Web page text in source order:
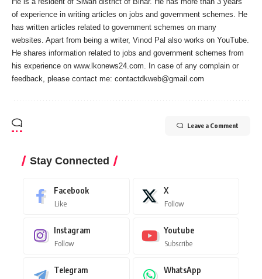
of experience in writing articles on jobs and government schemes. He
has written articles related to government schemes on many
websites. Apart from being a writer, Vinod Pal also works on YouTube.
He shares information related to jobs and government schemes from
his experience on www.lkonews24.com. In case of any complain or
feedback, please contact me: contactdkweb@gmail.com
Leave a Comment
Stay Connected
Facebook
Like
X
Follow
Instagram
Follow
Youtube
Subscribe
Telegram WhatsApp